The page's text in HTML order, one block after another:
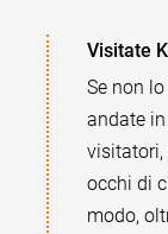
Visitate
Se non
andate
visitatori,
occhi di
modo,